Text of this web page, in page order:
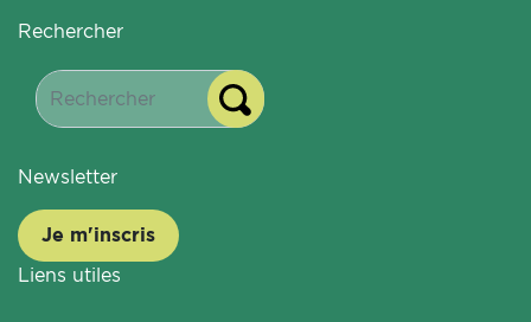
Rechercher
Newsletter
Je m'inscris
Liens utiles